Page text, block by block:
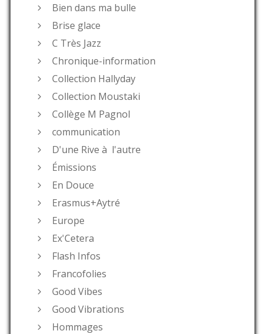
Bien dans ma bulle
Brise glace
C Très Jazz
Chronique-information
Collection Hallyday
Collection Moustaki
Collège M Pagnol
communication
D'une Rive à l'autre
Émissions
En Douce
Erasmus+Aytré
Europe
Ex'Cetera
Flash Infos
Francofolies
Good Vibes
Good Vibrations
Hommages